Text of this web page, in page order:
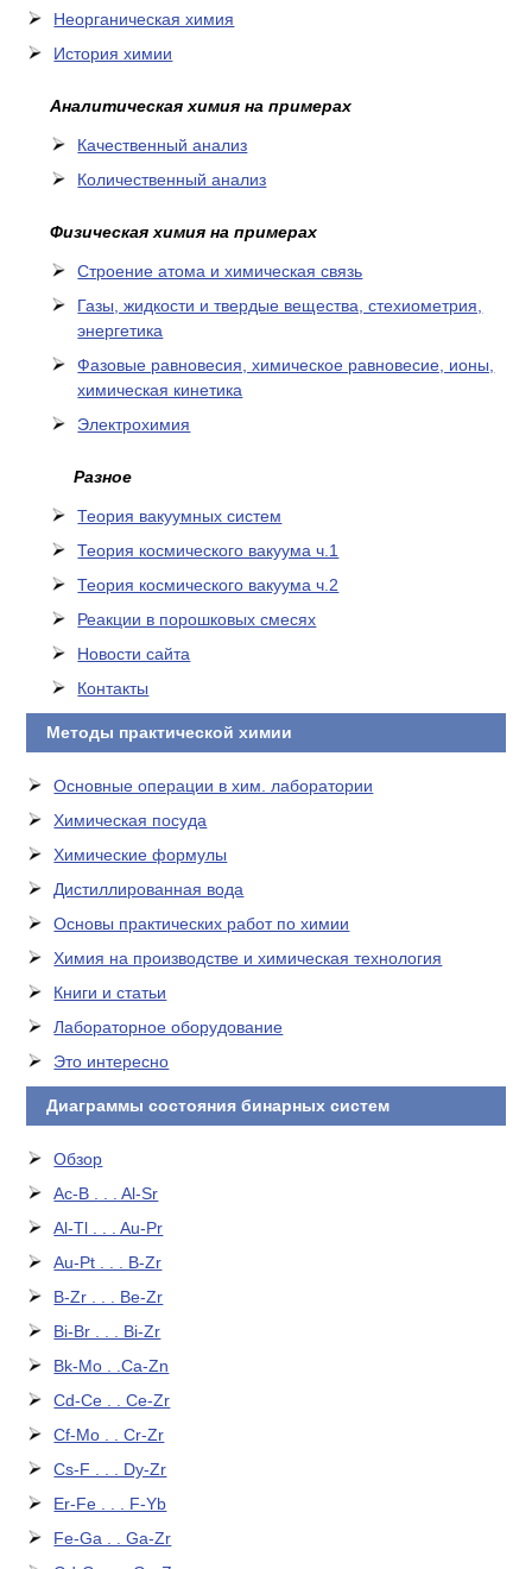
Неорганическая химия
История химии
Аналитическая химия на примерах
Качественный анализ
Количественный анализ
Физическая химия на примерах
Cтроение атома и химическая связь
Газы, жидкости и твердые вещества, стехиометрия,
энергетика
Фазовые равновесия, химическое равновесие, ионы,
химическая кинетика
Электрохимия
Разное
Теория вакуумных систем
Теория космического вакуума ч.1
Теория космического вакуума ч.2
Реакции в порошковых смесях
Новости сайта
Контакты
Методы практической химии
Основные операции в хим. лаборатории
Химическая посуда
Химические формулы
Дистиллированная вода
Основы практических работ по химии
Химия на производстве и химическая технология
Книги и статьи
Лабораторное оборудование
Это интересно
Диаграммы состояния бинарных систем
Обзор
Ac-B . . . Al-Sr
Al-Tl . . . Au-Pr
Au-Pt . . . B-Zr
B-Zr . . . Be-Zr
Bi-Br . . . Bi-Zr
Bk-Mo . .Ca-Zn
Cd-Ce . . Ce-Zr
Cf-Mo . . Cr-Zr
Cs-F . . . Dy-Zr
Er-Fe . . . F-Yb
Fe-Ga . . Ga-Zr